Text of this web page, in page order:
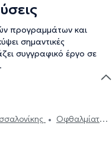
προγραμμάτων και
σημαντικές
συγγραφικό έργο σε
Οφθαλμίατροι